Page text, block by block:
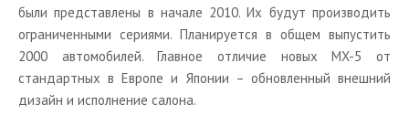
были представлены в начале 2010. Их будут производить
ограниченными сериями. Планируется в общем выпустить
2000 автомобилей. Главное отличие новых MX-5 от
стандартных в Европе и Японии – обновленный внешний
дизайн и исполнение салона.